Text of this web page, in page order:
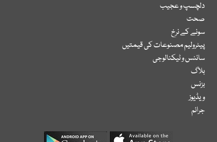
دلچسپ و عجیب
صحت
سونے کے نرخ
پیٹرولیم مصنوعات کی قیمتیں
سائنس و ٹیکنالوجی
بلاگ
بزنس
ویڈیوز
جرائم